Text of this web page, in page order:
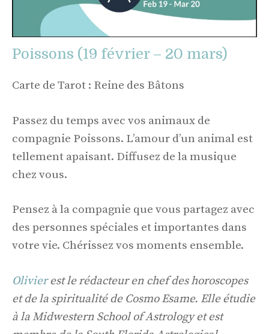
Poissons (19 février – 20 mars)
Carte de Tarot : Reine des Bâtons
Passez du temps avec vos animaux de
compagnie Poissons. L’amour d’un animal est
tellement apaisant. Diffusez de la musique
chez vous.
Pensez à la compagnie que vous partagez avec
des personnes spéciales et importantes dans
votre vie. Chérissez vos moments ensemble.
Olivierest le rédacteur en chef des horoscopes
et de la spiritualité de Cosmo Esame. Elle étudie
à la Midwestern School of Astrology et est